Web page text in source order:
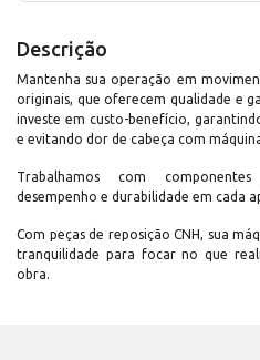
Descrição
Mantenha sua operação em
originais, que oferecem qualidade e
investe em custo-benefício,
e evitando dor de cabeça com
Trabalhamos com
desempenho e durabilidade em cada
Com peças de reposição CNH, sua
tranquilidade para focar no que
obra.